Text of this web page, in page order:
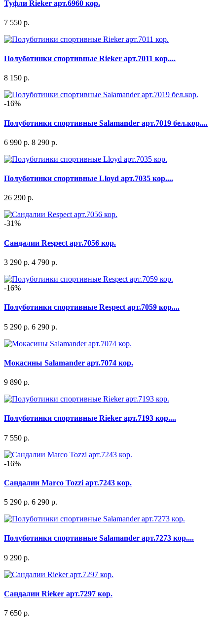
Туфли Rieker арт.6960 кор.
7 550 р.
Полуботинки спортивные Rieker арт.7011 кор....
8 150 р.
-16%
Полуботинки спортивные Salamander арт.7019 бел.кор....
6 990 р. 8 290 р.
Полуботинки спортивные Lloyd арт.7035 кор....
26 290 р.
-31%
Сандалии Respect арт.7056 кор.
3 290 р. 4 790 р.
-16%
Полуботинки спортивные Respect арт.7059 кор....
5 290 р. 6 290 р.
Мокасины Salamander арт.7074 кор.
9 890 р.
Полуботинки спортивные Rieker арт.7193 кор....
7 550 р.
-16%
Сандалии Marco Tozzi арт.7243 кор.
5 290 р. 6 290 р.
Полуботинки спортивные Salamander арт.7273 кор....
9 290 р.
Сандалии Rieker арт.7297 кор.
7 650 р.